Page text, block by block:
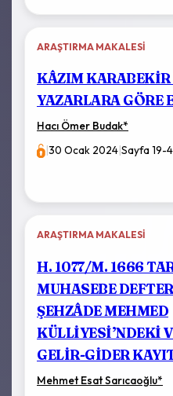
ARAŞTIRMA MAKALESI
KÂZIM KARABEKİR
YAZARLARA GÖRE
Hacı Ömer Budak*
|30 Ocak 2024|Sayfa 19-
ARAŞTIRMA MAKALESI
H. 1077/M. 1666
MUHASEBE
ŞEHZÂDE MEHMED
KÜLLİYESİ’NDEKİ
GELİR-GİDER
Mehmet Esat Sarıcaoğlu*